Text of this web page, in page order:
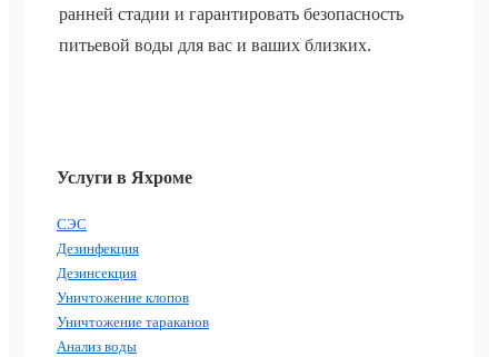
ранней стадии и гарантировать безопасность
питьевой воды для вас и ваших близких.
Услуги в Яхроме
СЭС
Дезинфекция
Дезинсекция
Уничтожение клопов
Уничтожение тараканов
Анализ воды